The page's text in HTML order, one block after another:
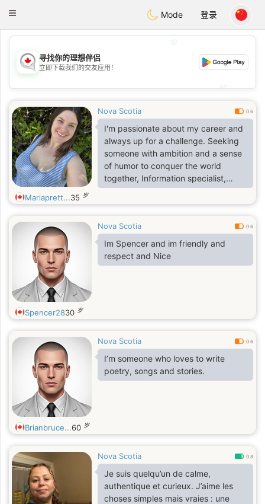
CANADIANchat
Toggle
Mode 登录
💖
💕
寻找你的理想伴侣
立即下载我们的交友应用！
Nova Scotia 0.6
I'm passionate about my career and
always up for a challenge. Seeking
someone with ambition and a sense
of humor to conquer the world
together, Information specialist,
creative, Christian, single. I am fun
loving, caring and a good listener.
Mariaprett...35 岁
Nova Scotia 0.6
Im Spencer and im friendly and
respect and Nice
Spencer2830 岁
Nova Scotia 0.6
I’m someone who loves to write
poetry, songs and stories.
Brianbruce...60 岁
Nova Scotia 0.8
Je suis quelqu’un de calme,
authentique et curieux. J’aime les
choses simples mais vraies : une